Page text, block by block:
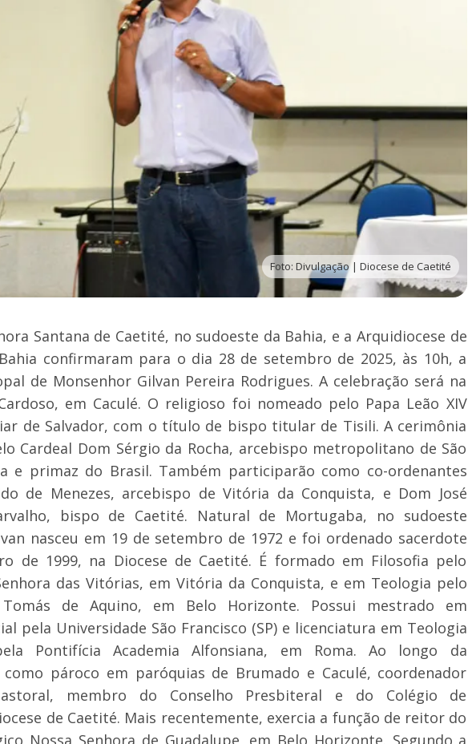
Foto: Divulgação | Diocese de Caetité
Santana de Caetité, no sudoeste da Bahia, e a Arquidiocese de
confirmaram para o dia 28 de setembro de 2025, às 10h, a
de Monsenhor Gilvan Pereira Rodrigues. A celebração será na
em Caculé. O religioso foi nomeado pelo Papa Leão XIV
de Salvador, com o título de bispo titular de Tisili. A cerimônia
Cardeal Dom Sérgio da Rocha, arcebispo metropolitano de São
e primaz do Brasil. Também participarão como co-ordenantes
de Menezes, arcebispo de Vitória da Conquista, e Dom José
bispo de Caetité. Natural de Mortugaba, no sudoeste
nasceu em 19 de setembro de 1972 e foi ordenado sacerdote
de 1999, na Diocese de Caetité. É formado em Filosofia pelo
das Vitórias, em Vitória da Conquista, e em Teologia pelo
de Aquino, em Belo Horizonte. Possui mestrado em
pela Universidade São Francisco (SP) e licenciatura em Teologia
Pontifícia Academia Alfonsiana, em Roma. Ao longo da
pároco em paróquias de Brumado e Caculé, coordenador
membro do Conselho Presbiteral e do Colégio de
de Caetité. Mais recentemente, exercia a função de reitor do
Nossa Senhora de Guadalupe, em Belo Horizonte. Segundo a